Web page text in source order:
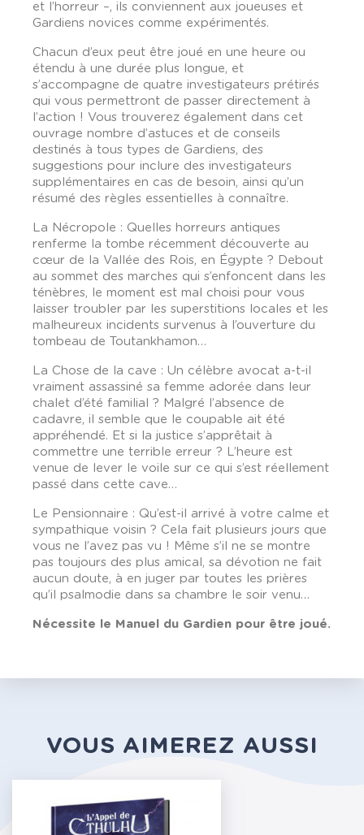
et l’horreur –, ils conviennent aux joueuses et
Gardiens novices comme expérimentés.
Chacun d’eux peut être joué en une heure ou
étendu à une durée plus longue, et
s’accompagne de quatre investigateurs prétirés
qui vous permettront de passer directement à
l’action ! Vous trouverez également dans cet
ouvrage nombre d’astuces et de conseils
destinés à tous types de Gardiens, des
suggestions pour inclure des investigateurs
supplémentaires en cas de besoin, ainsi qu’un
résumé des règles essentielles à connaître.
La Nécropole : Quelles horreurs antiques
renferme la tombe récemment découverte au
cœur de la Vallée des Rois, en Égypte ? Debout
au sommet des marches qui s’enfoncent dans les
ténèbres, le moment est mal choisi pour vous
laisser troubler par les superstitions locales et les
malheureux incidents survenus à l’ouverture du
tombeau de Toutankhamon…
La Chose de la cave : Un célèbre avocat a-t-il
vraiment assassiné sa femme adorée dans leur
chalet d’été familial ? Malgré l’absence de
cadavre, il semble que le coupable ait été
appréhendé. Et si la justice s’apprêtait à
commettre une terrible erreur ? L’heure est
venue de lever le voile sur ce qui s’est réellement
passé dans cette cave…
Le Pensionnaire : Qu’est-il arrivé à votre calme et
sympathique voisin ? Cela fait plusieurs jours que
vous ne l’avez pas vu ! Même s’il ne se montre
pas toujours des plus amical, sa dévotion ne fait
aucun doute, à en juger par toutes les prières
qu’il psalmodie dans sa chambre le soir venu…
Nécessite le Manuel du Gardien pour être joué.
VOUS AIMEREZ AUSSI